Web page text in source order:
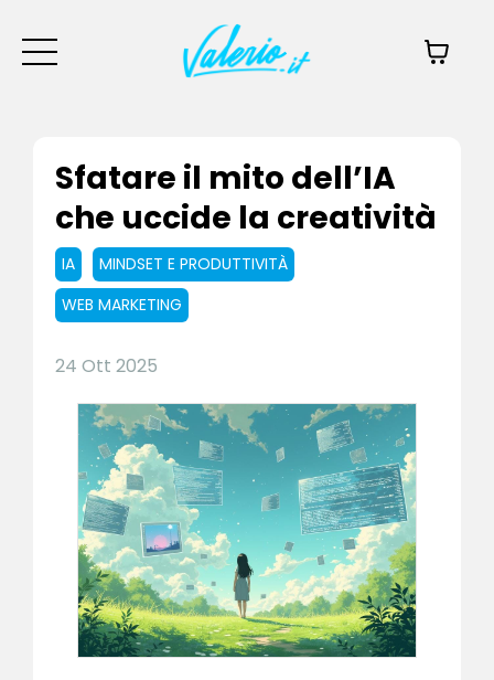
Sfatare il mito dell’IA
che uccide la creatività
IA
MINDSET E PRODUTTIVITÀ
WEB MARKETING
24 Ott 2025